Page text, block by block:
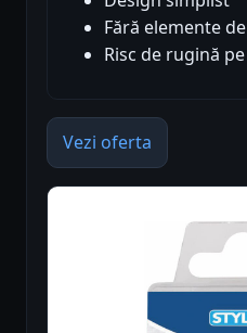
Fără elemente
Risc de rugină
Vezi oferta